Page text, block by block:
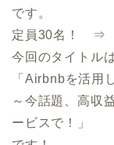
です。
定員30名！ ⇒
今回のタイトルは
「Airbnbを活用
～今話題、高収
ービスで！」